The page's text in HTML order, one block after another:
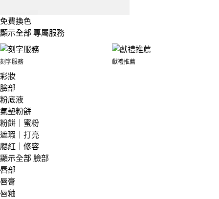
免費換色
顯示全部 專屬服務
刻字服務 獻禮推薦
彩妝
臉部
粉底液
氣墊粉餅
粉餅｜蜜粉
遮瑕｜打亮
腮紅｜修容
顯示全部 臉部
唇部
唇膏
唇釉